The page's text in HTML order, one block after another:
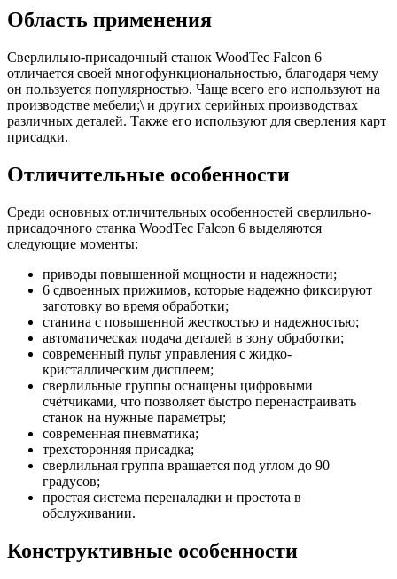
Область применения
Сверлильно-присадочный станок WoodTec Falcon 6
отличается своей многофункциональностью, благодаря чему
он пользуется популярностью. Чаще всего его используют на
производстве мебели;\ и других серийных производствах
различных деталей. Также его используют для сверления карт
присадки.
Отличительные особенности
Среди основных отличительных особенностей сверлильно-
присадочного станка WoodTec Falcon 6 выделяются
следующие моменты:
приводы повышенной мощности и надежности;
6 сдвоенных прижимов, которые надежно фиксируют
заготовку во время обработки;
станина с повышенной жесткостью и надежностью;
автоматическая подача деталей в зону обработки;
современный пульт управления с жидко-
кристаллическим дисплеем;
сверлильные группы оснащены цифровыми
счётчиками, что позволяет быстро перенастраивать
станок на нужные параметры;
современная пневматика;
трехсторонняя присадка;
сверлильная группа вращается под углом до 90
градусов;
простая система переналадки и простота в
обслуживании.
Конструктивные особенности